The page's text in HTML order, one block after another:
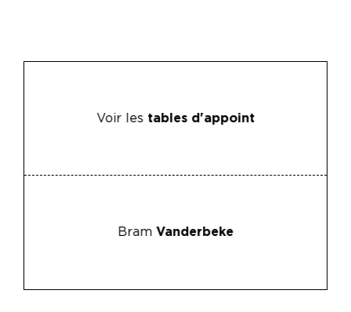
Voir les tables d'appoint
Bram Vanderbeke